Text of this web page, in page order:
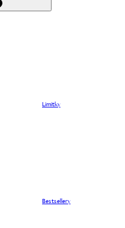
Limitky
Bestsellery